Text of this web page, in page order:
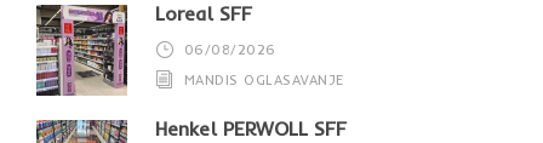
Loreal SFF
06/08/2026
MANDIS OGLASAVANJE
Henkel PERWOLL SFF